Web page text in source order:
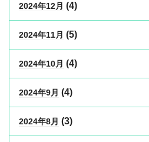
2024年12月 (4)
2024年11月 (5)
2024年10月 (4)
2024年9月 (4)
2024年8月 (3)